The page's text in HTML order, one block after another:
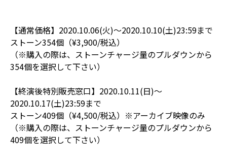
【通常価格】2020.10.06(火)〜2020.10.10(土)23:59まで
ストーン354個（¥3,900/税込）
（※購入の際は、ストーンチャージ量のプルダウンから
354個を選択して下さい）
【終演後特別販売窓口】2020.10.11(日)〜
2020.10.17(土)23:59まで
ストーン409個（¥4,500/税込）※アーカイブ映像のみ
（※購入の際は、ストーンチャージ量のプルダウンから
409個を選択して下さい）